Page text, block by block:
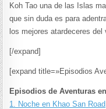
Koh Tao una de las Islas
que sin duda es para
los mejores atardeceres del
[/expand]
[expand title=»Episodios
Episodios de Aventuras
1. Noche en Khao San